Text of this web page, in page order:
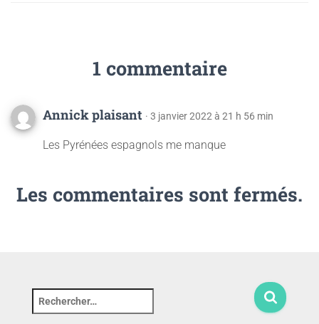
1 commentaire
Annick plaisant · 3 janvier 2022 à 21 h 56 min
Les Pyrénées espagnols me manque
Les commentaires sont fermés.